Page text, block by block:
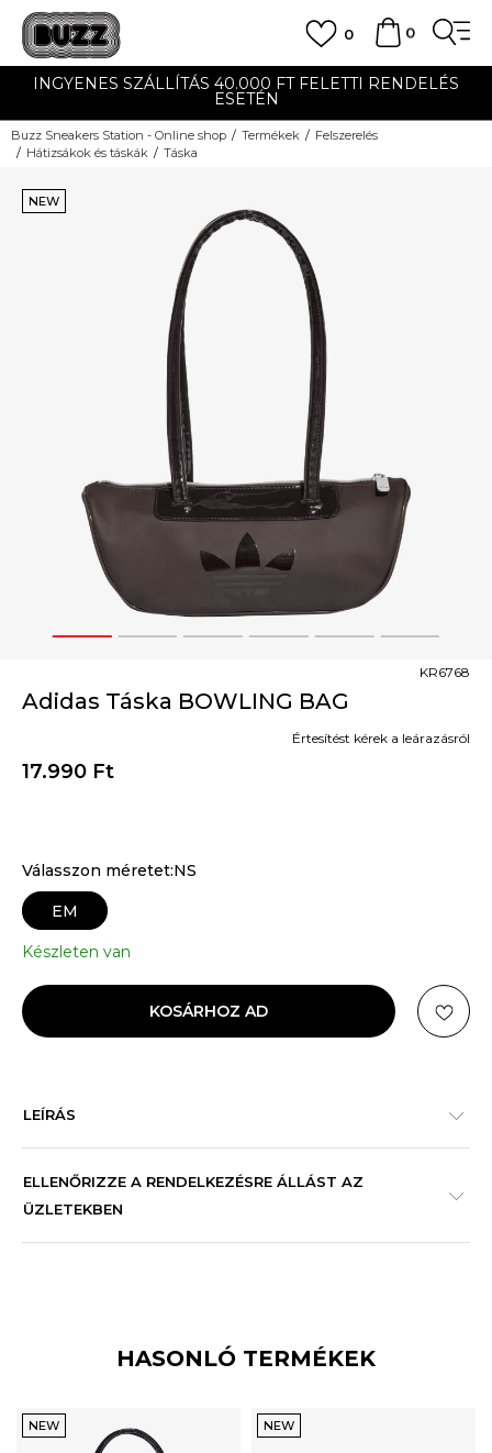
0
0
INGYENES SZÁLLÍTÁS 40.000 FT FELETTI RENDELÉS
ESETÉN
Buzz Sneakers Station - Online shop Termékek
Felszerelés
Hátizsákok és táskák
Táska
1 2 3 4 5 6
NEW
Adidas Táska BOWLING BAG
KR6768
17.990 Ft
Értesítést kérek a leárazásról
Válasszon méretet:NS
EM
Készleten van
KOSÁRHOZ AD
LEÍRÁS
ELLENŐRIZZE A RENDELKEZÉSRE ÁLLÁST AZ
ÜZLETEKBEN
HASONLÓ TERMÉKEK
NEW NEW